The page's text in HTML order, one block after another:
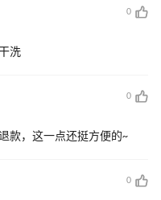
0
洗
0
款，这一点还挺方便的~
0